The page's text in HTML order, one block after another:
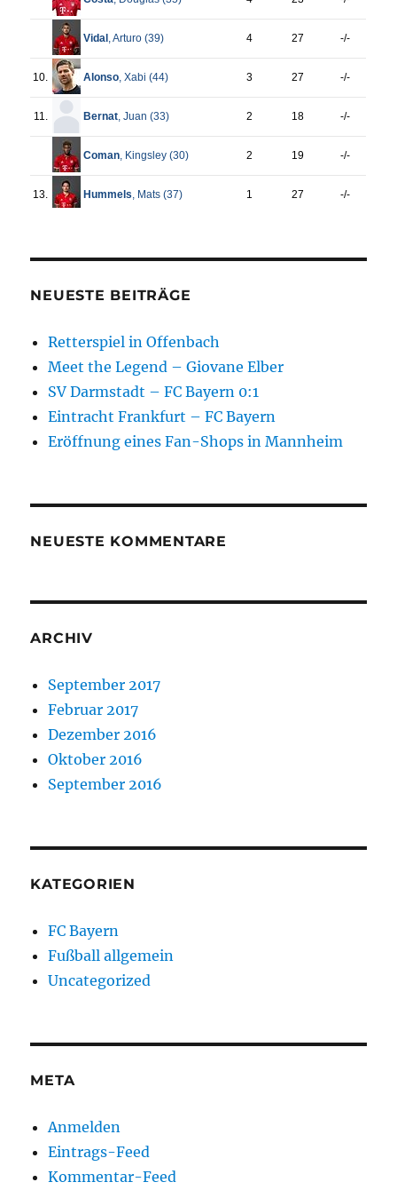
NEUESTE BEITRÄGE
Retterspiel in Offenbach
Meet the Legend – Giovane Elber
SV Darmstadt – FC Bayern 0:1
Eintracht Frankfurt – FC Bayern
Eröffnung eines Fan-Shops in Mannheim
NEUESTE KOMMENTARE
ARCHIV
September 2017
Februar 2017
Dezember 2016
Oktober 2016
September 2016
KATEGORIEN
FC Bayern
Fußball allgemein
Uncategorized
META
Anmelden
Eintrags-Feed
Kommentar-Feed